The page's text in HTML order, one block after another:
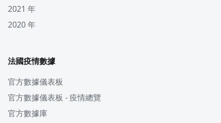
2021 年
2020 年
法國疫情數據
官方數據儀表板
官方數據儀表板 - 疫情總覽
官方數據庫